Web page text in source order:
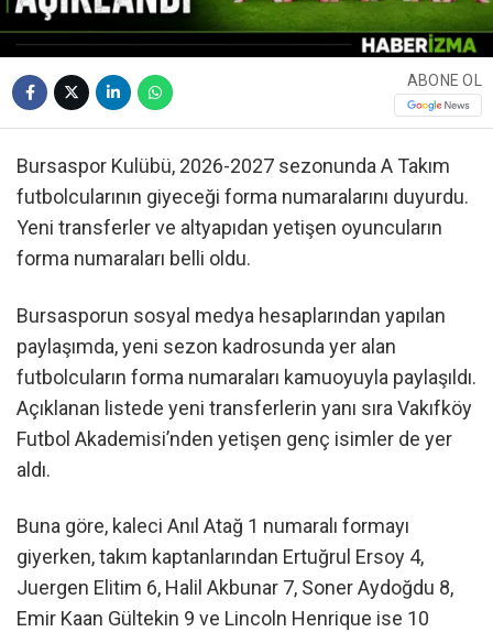
ABONE OL
Bursaspor Kulübü, 2026-2027 sezonunda A Takım
futbolcularının giyeceği forma numaralarını duyurdu.
Yeni transferler ve altyapıdan yetişen oyuncuların
forma numaraları belli oldu.
Bursasporun sosyal medya hesaplarından yapılan
paylaşımda, yeni sezon kadrosunda yer alan
futbolcuların forma numaraları kamuoyuyla paylaşıldı.
Açıklanan listede yeni transferlerin yanı sıra Vakıfköy
Futbol Akademisi’nden yetişen genç isimler de yer
aldı.
Buna göre, kaleci Anıl Atağ 1 numaralı formayı
giyerken, takım kaptanlarından Ertuğrul Ersoy 4,
Juergen Elitim 6, Halil Akbunar 7, Soner Aydoğdu 8,
Emir Kaan Gültekin 9 ve Lincoln Henrique ise 10